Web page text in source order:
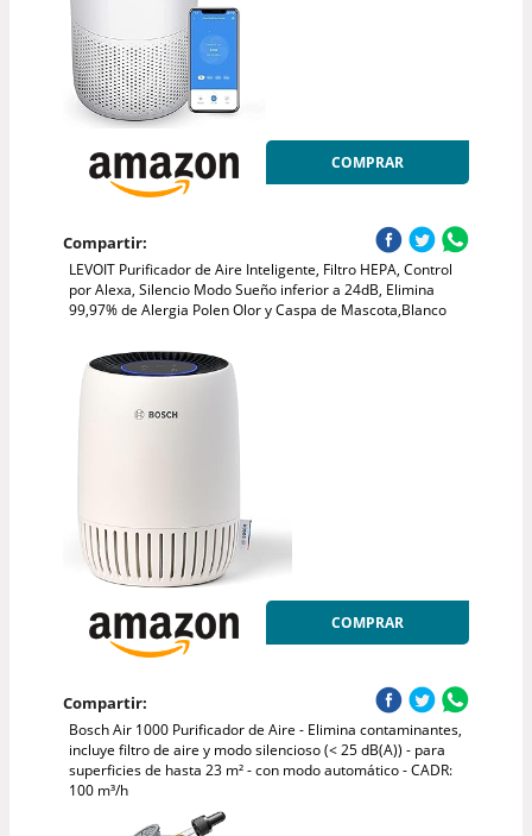
COMPRAR
Compartir:
LEVOIT Purificador de Aire Inteligente, Filtro HEPA, Control
por Alexa, Silencio Modo Sueño inferior a 24dB, Elimina
99,97% de Alergia Polen Olor y Caspa de Mascota,Blanco
COMPRAR
Compartir:
Bosch Air 1000 Purificador de Aire - Elimina contaminantes,
incluye filtro de aire y modo silencioso (< 25 dB(A)) - para
superficies de hasta 23 m² - con modo automático - CADR:
100 m³/h